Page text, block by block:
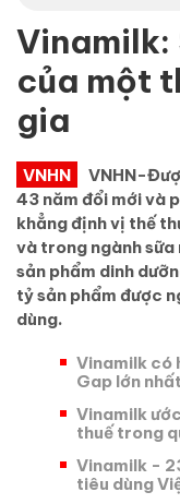
Vinamilk:
của một
gia
VNHN
VNHN-
43 năm đổi mới và
khẳng định vị thế
và trong ngành
sản phẩm dinh
tỷ sản phẩm được
dùng.
Vinamilk có
Gap lớn
Vinamilk
thuế trong
Vinamilk -
tiêu dùng